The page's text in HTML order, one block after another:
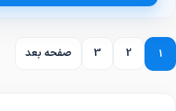
1
2
3 صفحه بعد